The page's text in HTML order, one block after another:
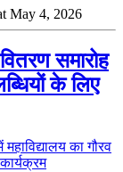
May 4, 2026
समारोह
के लिए
का गौरव